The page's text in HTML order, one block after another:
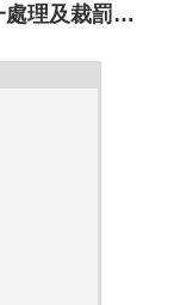
臺北市政府處理違反溫泉法事件統一處理及裁罰基準